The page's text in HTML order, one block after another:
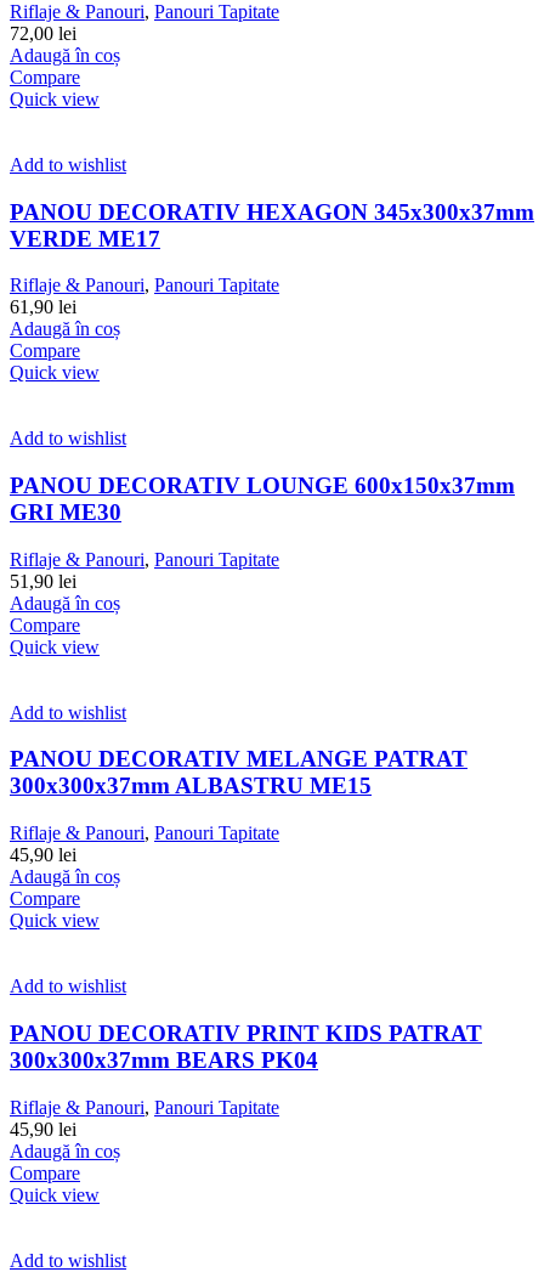
Riflaje & Panouri, Panouri Tapitate
72,00 lei
Adaugă în coș
Compare
Quick view
Add to wishlist
PANOU DECORATIV HEXAGON 345x300x37mm
VERDE ME17
Riflaje & Panouri, Panouri Tapitate
61,90 lei
Adaugă în coș
Compare
Quick view
Add to wishlist
PANOU DECORATIV LOUNGE 600x150x37mm
GRI ME30
Riflaje & Panouri, Panouri Tapitate
51,90 lei
Adaugă în coș
Compare
Quick view
Add to wishlist
PANOU DECORATIV MELANGE PATRAT
300x300x37mm ALBASTRU ME15
Riflaje & Panouri, Panouri Tapitate
45,90 lei
Adaugă în coș
Compare
Quick view
Add to wishlist
PANOU DECORATIV PRINT KIDS PATRAT
300x300x37mm BEARS PK04
Riflaje & Panouri, Panouri Tapitate
45,90 lei
Adaugă în coș
Compare
Quick view
Add to wishlist